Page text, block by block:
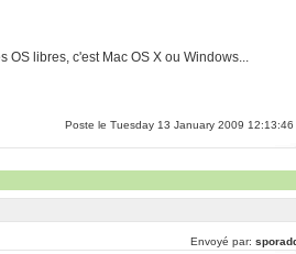
libres, c'est Mac OS X ou Windows...
Poste le Tuesday 13 January 2009 12:13:46
Envoyé par: